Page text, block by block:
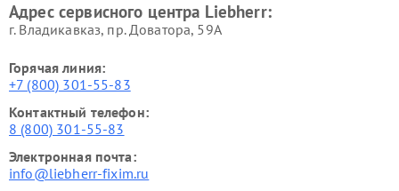
Адрес сервисного центра Liebherr:
г. Владикавказ, пр. Доватора, 59А
Горячая линия:
+7 (800) 301-55-83
Контактный телефон:
8 (800) 301-55-83
Электронная почта:
info@liebherr-fixim.ru